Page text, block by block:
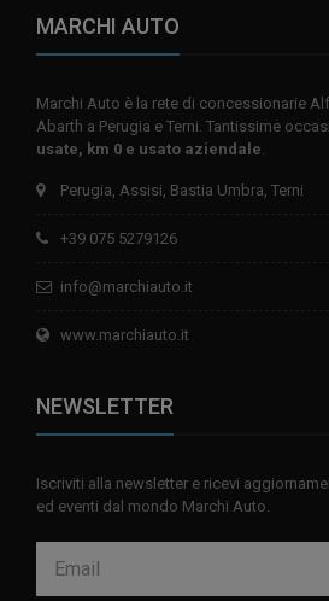
MARCHI AUTO
Marchi Auto è la rete di concessionarie
Abarth a Perugia e Terni. Tantissime
usate, km 0 e usato aziendale.
Perugia, Assisi, Bastia Umbra, Terni
+39 075 5279126
info@marchiauto.it
www.marchiauto.it
NEWSLETTER
Iscriviti alla newsletter e ricevi
ed eventi dal mondo Marchi Auto.